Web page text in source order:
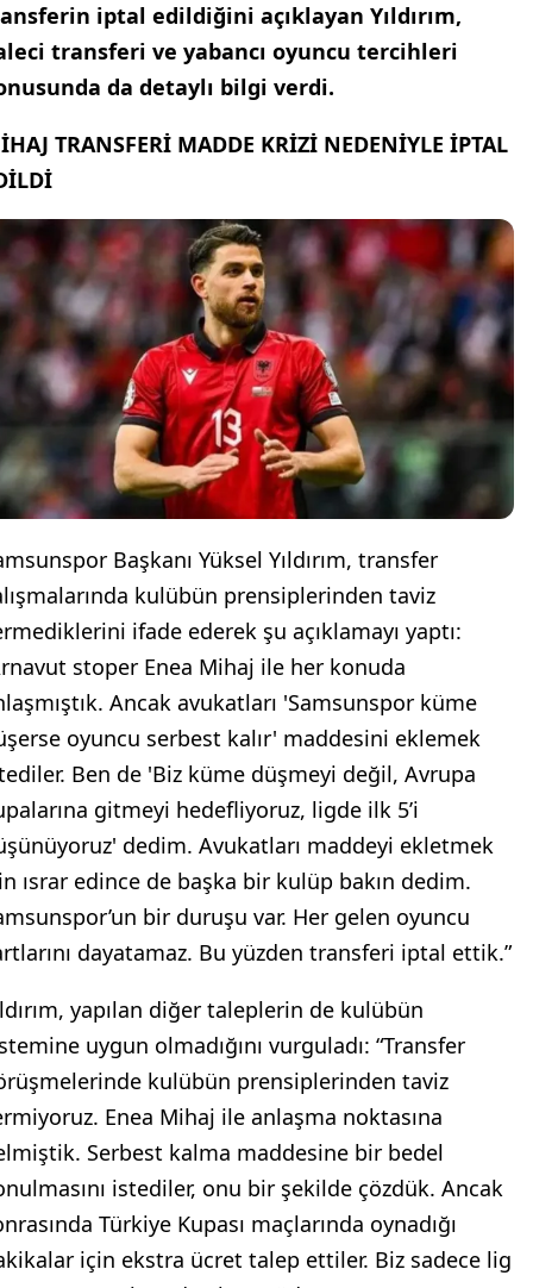
iptal edildiğini açıklayan Yıldırım,
transferi ve yabancı oyuncu tercihleri
da detaylı bilgi verdi.
TRANSFERİ MADDE KRİZİ NEDENİYLE İPTAL
Başkanı Yüksel Yıldırım, transfer
kulübün prensiplerinden taviz
ifade ederek şu açıklamayı yaptı:
stoper Enea Mihaj ile her konuda
Ancak avukatları 'Samsunspor küme
oyuncu serbest kalır' maddesini eklemek
Ben de 'Biz küme düşmeyi değil, Avrupa
gitmeyi hedefliyoruz, ligde ilk 5’i
dedim. Avukatları maddeyi ekletmek
ısrar edince de başka bir kulüp bakın dedim.
bir duruşu var. Her gelen oyuncu
dayatamaz. Bu yüzden transferi iptal ettik.”
yapılan diğer taleplerin de kulübün
uygun olmadığını vurguladı: “Transfer
kulübün prensiplerinden taviz
Enea Mihaj ile anlaşma noktasına
Serbest kalma maddesine bir bedel
istediler, onu bir şekilde çözdük. Ancak
Türkiye Kupası maçlarında oynadığı
için ekstra ücret talep ettiler. Biz sadece lig